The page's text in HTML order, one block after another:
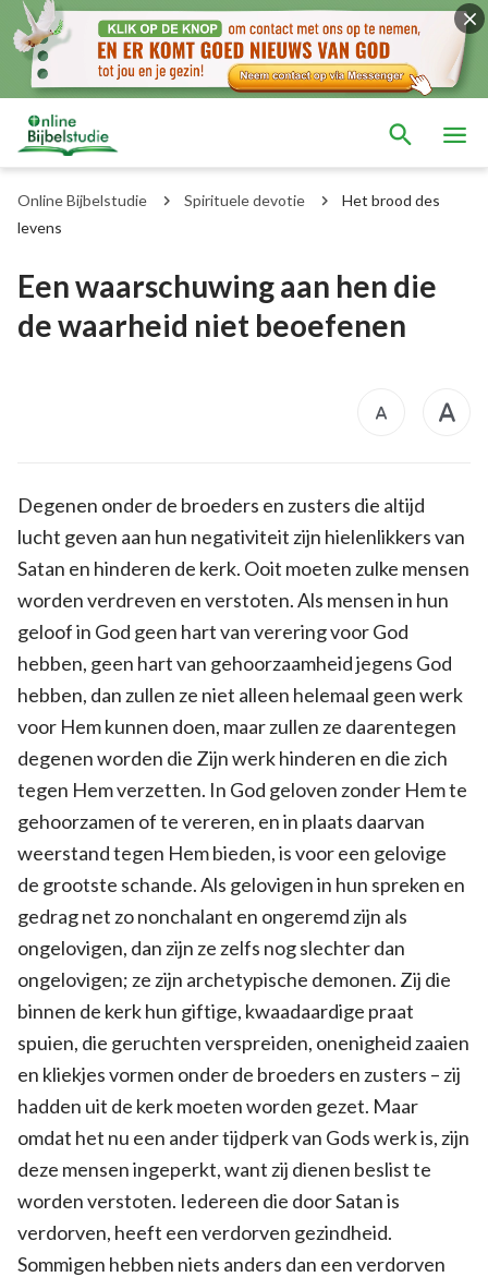
Online Bijbelstudie Spirituele devotie
Het brood des
levens
Een waarschuwing aan hen die
de waarheid niet beoefenen
Degenen onder de broeders en zusters die altijd
lucht geven aan hun negativiteit zijn hielenlikkers van
Satan en hinderen de kerk. Ooit moeten zulke mensen
worden verdreven en verstoten. Als mensen in hun
geloof in God geen hart van verering voor God
hebben, geen hart van gehoorzaamheid jegens God
hebben, dan zullen ze niet alleen helemaal geen werk
voor Hem kunnen doen, maar zullen ze daarentegen
degenen worden die Zijn werk hinderen en die zich
tegen Hem verzetten. In God geloven zonder Hem te
gehoorzamen of te vereren, en in plaats daarvan
weerstand tegen Hem bieden, is voor een gelovige
de grootste schande. Als gelovigen in hun spreken en
gedrag net zo nonchalant en ongeremd zijn als
ongelovigen, dan zijn ze zelfs nog slechter dan
ongelovigen; ze zijn archetypische demonen. Zij die
binnen de kerk hun giftige, kwaadaardige praat
spuien, die geruchten verspreiden, onenigheid zaaien
en kliekjes vormen onder de broeders en zusters – zij
hadden uit de kerk moeten worden gezet. Maar
omdat het nu een ander tijdperk van Gods werk is, zijn
deze mensen ingeperkt, want zij dienen beslist te
worden verstoten. Iedereen die door Satan is
verdorven, heeft een verdorven gezindheid.
Sommigen hebben niets anders dan een verdorven